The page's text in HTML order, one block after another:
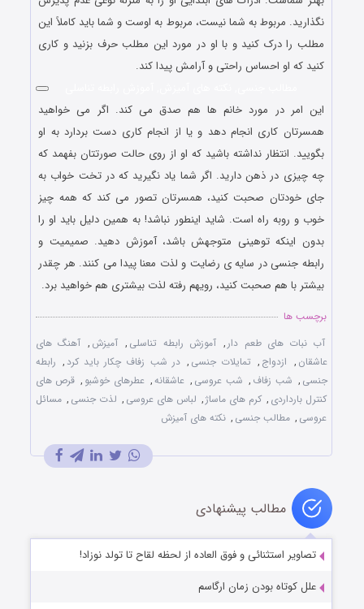
نگذارید. مربوط به شما نیست، مربوط به اوست و شما باید کاملاً این
مطلب را درک کنید و با او در مورد این مطلب حرف بزنید و کاری
کنید که او احساس راحتی و آرامش پیدا کند.
این امر در مورد خانم ها هم صدق می کند. اگر می خواهید
همسرتان کاری انجام دهد و یا از انجام کاری دست بردارد به او
بگویید. انتظار نداشته باشید که او از روی حالت صورتتان بفهمد که
چه چیزی در ذهن دارید. اگر شما یاد نگیرید که در تخت خواب به
جای خودتان صحبت کنید، همسرتان تصور می کند که همه چیز
خوب و روبه راه است. شاید اینطور نباشد! به همین دلیل باید او را
بدون اینکه توهینی متوجهش باشد، آموزش دهید. صمیمیت و
رابطه جنسی در سایه ی رضایت و لذت معنا پیدا می کنند. هر چقدر
بیشتر با هم صحبت کنید، رویهم رفته لذت بیشتری هم خواهید برد.
برچسب ها
آب نبات های طعم دار , آموزش رابطه تناسلی , آمیزش , آهنگ های
عاشقان , ازدواج , تمایلات جنسی , در شب زفاف چکار باید کرد , رابطه
جنسی , شب زفاف , شب عروسی , عاشقانه, عطرهای خوشبو , قرص های
کنترل بارداردی , کرم های ماساژ, لباس های عروسی , لذت جنسی , مسائل
عروسی , مطالب جنسی , نکته های آمیزش
مطالب پیشنهادی
تصاویر استثنائی و فوق العاده از لحظه لقاح تا تولد نوزاد!
علل کوتاه بودن زمان ارگاسم